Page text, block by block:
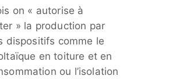
on « autorise à
» la production par
dispositifs comme le
en toiture et en
ou l’isolation